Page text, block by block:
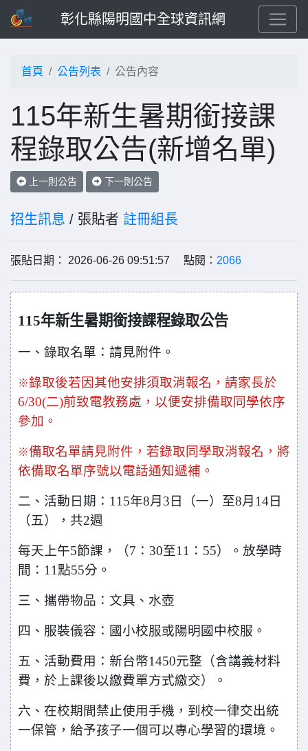
彰化縣陽明國中全球資訊網
首頁 公告列表 公告內容
115年新生暑期銜接課
程錄取公告(新增名單)
上一則公告 下一則公告
招生訊息 / 張貼者 註冊組長
張貼日期： 2026-06-26 09:51:57 點閱： 2066
115年新生暑期銜接課程錄取公告
一、錄取名單：請見附件。
※錄取後若因其他安排須取消報名，請家長於
6/30(二)前致電教務處，以便安排備取同學依序
參加。
※備取名單請見附件，若錄取同學取消報名，將
依備取名單序號以電話通知遞補。
二、活動日期：115年8月3日（一）至8月14日
（五），共2週
每天上午5節課，（7：30至11：55）。放學時
間：11點55分。
三、攜帶物品：文具、水壺
四、服裝儀容：國小校服或陽明國中校服。
五、活動費用：新台幣1450元整（含講義材料
費，於上課後以繳費單方式繳交）。
六、在校期間禁止使用手機，到校一律交出統
一保管，給予孩子一個可以專心學習的環境。